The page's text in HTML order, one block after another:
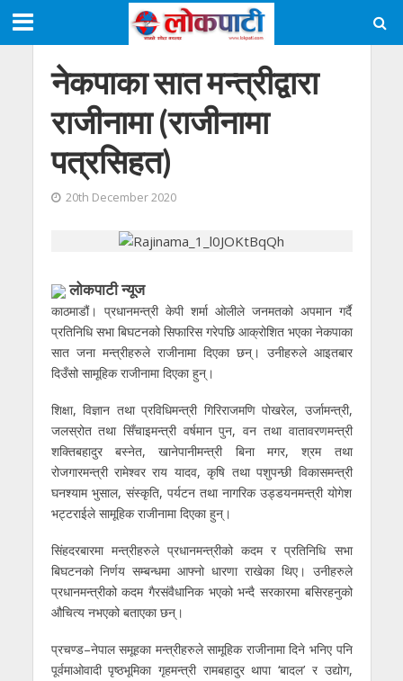
नेकपाका सात मन्त्रीद्वारा
राजीनामा (राजीनामा
पत्रसिहत)
20th December 2020
लोकपाटी न्यूज
काठमाडौं। प्रधानमन्त्री केपी शर्मा ओलीले जनमतको अपमान गर्दै
प्रतिनिधि सभा बिघटनको सिफारिस गरेपछि आक्रोशित भएका नेकपाका
सात जना मन्त्रीहरुले राजीनामा दिएका छन्। उनीहरुले आइतबार
दिउँसो सामूहिक राजीनामा दिएका हुन्।
शिक्षा, विज्ञान तथा प्रविधिमन्त्री गिरिराजमणि पोखरेल, उर्जामन्त्री,
जलस्रोत तथा सिँचाइमन्त्री वर्षमान पुन, वन तथा वातावरणमन्त्री
शक्तिबहादुर बस्नेत, खानेपानीमन्त्री बिना मगर, श्रम तथा
रोजगारमन्त्री रामेश्वर राय यादव, कृषि तथा पशुपन्छी विकासमन्त्री
घनश्याम भुसाल, संस्कृति, पर्यटन तथा नागरिक उड्डयनमन्त्री योगेश
भट्टराईले सामूहिक राजीनामा दिएका हुन्।
सिंहदरबारमा मन्त्रीहरुले प्रधानमन्त्रीको कदम र प्रतिनिधि सभा
बिघटनको निर्णय सम्बन्धमा आफ्नो धारणा राखेका थिए। उनीहरुले
प्रधानमन्त्रीको कदम गैरसंवैधानिक भएको भन्दै सरकारमा बसिरहनुको
औचित्य नभएको बताएका छन्।
प्रचण्ड–नेपाल समूहका मन्त्रीहरुले सामूहिक राजीनामा दिने भनिए पनि
पूर्वमाओवादी पृष्ठभूमिका गृहमन्त्री रामबहादुर थापा ‘बादल’ र उद्योग,